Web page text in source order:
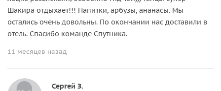
Шакира отдыхает!!! Напитки, арбузы, ананасы. Мы
остались очень довольны. По окончании нас доставили в
отель. Спасибо команде Спутника.
11 месяцев назад
Сергей З.